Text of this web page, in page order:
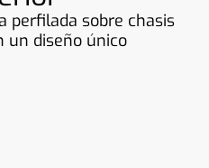
perfilada sobre chasis
un diseño único